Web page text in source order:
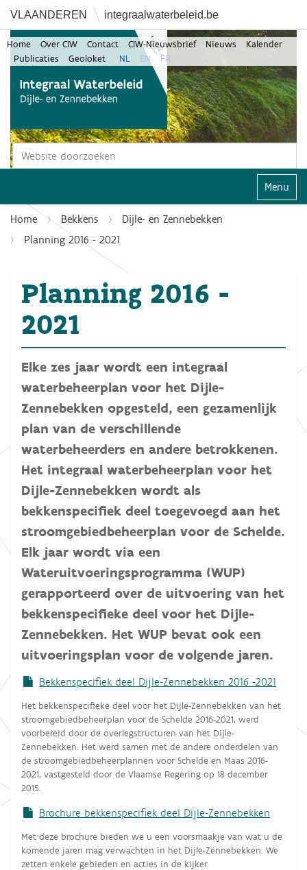
VLAANDEREN integraalwaterbeleid.be
Zoek
Home Over CIW Contact CIW-Nieuwsbrief Nieuws
Kalender
Publicaties
Geoloket NL EN FR
Klap
Home Bekkens
Dijle- en Zennebekken
Planning 2016 - 2021
Planning 2016 -
2021
Elke zes jaar wordt een integraal
waterbeheerplan voor het Dijle-
Zennebekken opgesteld, een gezamenlijk
plan van de verschillende
waterbeheerders en andere betrokkenen.
Het integraal waterbeheerplan voor het
Dijle-Zennebekken wordt als
bekkenspecifiek deel toegevoegd aan het
stroomgebiedbeheerplan voor de Schelde.
Elk jaar wordt via een
Wateruitvoeringsprogramma (WUP)
gerapporteerd over de uitvoering van het
bekkenspecifieke deel voor het Dijle-
Zennebekken. Het WUP bevat ook een
uitvoeringsplan voor de volgende jaren.
Bekkenspecifiek deel Dijle-Zennebekken 2016 -2021
Het bekkenspecifieke deel voor het Dijle-Zennebekken van het
stroomgebiedbeheerplan voor de Schelde 2016-2021, werd
voorbereid door de overlegstructuren van het Dijle-
Zennebekken. Het werd samen met de andere onderdelen van
de stroomgebiedbeheerplannen voor Schelde en Maas 2016-
2021, vastgesteld door de Vlaamse Regering op 18 december
2015.
Brochure bekkenspecifiek deel Dijle-Zennebekken
Met deze brochure bieden we u een voorsmaakje van wat u de
komende jaren mag verwachten in het Dijle-Zennebekken. We
zetten enkele gebieden en acties in de kijker.